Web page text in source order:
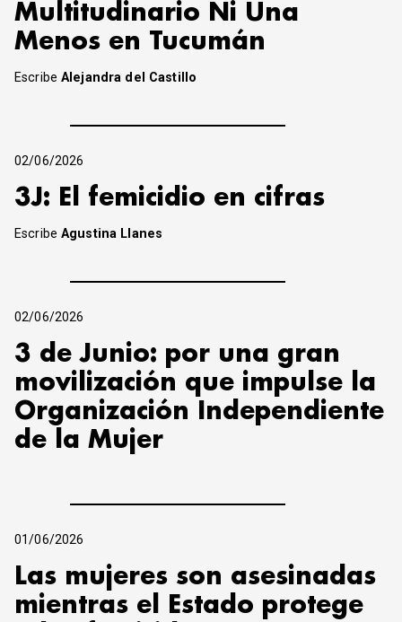
Multitudinario Ni Una
Menos en Tucumán
EscribeAlejandra del Castillo
02/06/2026
3J: El femicidio en cifras
EscribeAgustina Llanes
02/06/2026
3 de Junio: por una gran
movilización que impulse la
Organización Independiente
de la Mujer
01/06/2026
Las mujeres son asesinadas
mientras el Estado protege